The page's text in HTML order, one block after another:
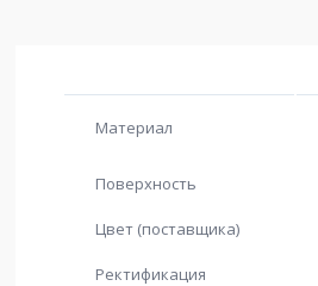
Материал
Поверхность
Цвет (поставщика)
Ректификация